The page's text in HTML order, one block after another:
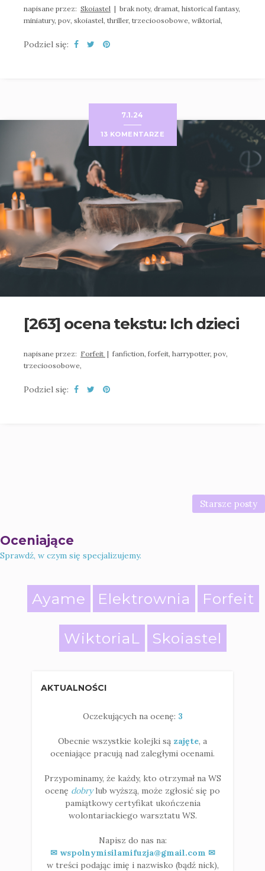
napisane przez: Skoiastel | brak noty, dramat, historical fantasy,
miniatury, pov, skoiastel, thriller, trzecioosobowe, wiktorial,
Podziel się:
7.1.24
13 KOMENTARZE
[263] ocena tekstu: Ich dzieci
napisane przez: Forfeit | fanfiction, forfeit, harrypotter, pov,
trzecioosobowe,
Podziel się:
Starsze posty
Oceniające
Sprawdź, w czym się specjalizujemy.
Ayame Elektrownia Forfeit
WiktoriaL Skoiastel
AKTUALNOŚCI
Oczekujących na ocenę: 3
Obecnie wszystkie kolejki są zajęte, a
oceniające pracują nad zaległymi ocenami.
Przypominamy, że każdy, kto otrzymał na WS
ocenę dobrylub wyższą, może zgłosić się po
pamiątkowy certyfikat ukończenia
wolontariackiego warsztatu WS.
Napisz do nas na:
✉ wspolnymisilamifuzja@gmail.com ✉
w treści podając imię i nazwisko (bądź nick),